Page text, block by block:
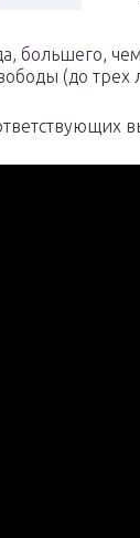
большего,
(до трех